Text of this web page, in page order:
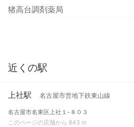
猪高台調剤薬局
近くの駅
上社駅 名古屋市営地下鉄東山線
名古屋市名東区上社１-８０３
このページの店舗から 843 m